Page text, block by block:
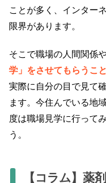
ことが多く、インター
限界があります。
そこで職場の人間関係
学」をさせてもらうこ
実際に自分の目で見て
ます。今住んでいる地
度は職場見学に行って
う。
【コラム】薬